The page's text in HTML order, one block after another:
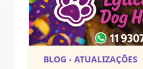
BLOG - ATUALIZAÇÕES